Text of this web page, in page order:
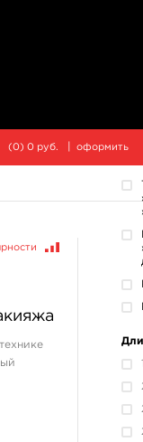
(0) 0 руб. оформить